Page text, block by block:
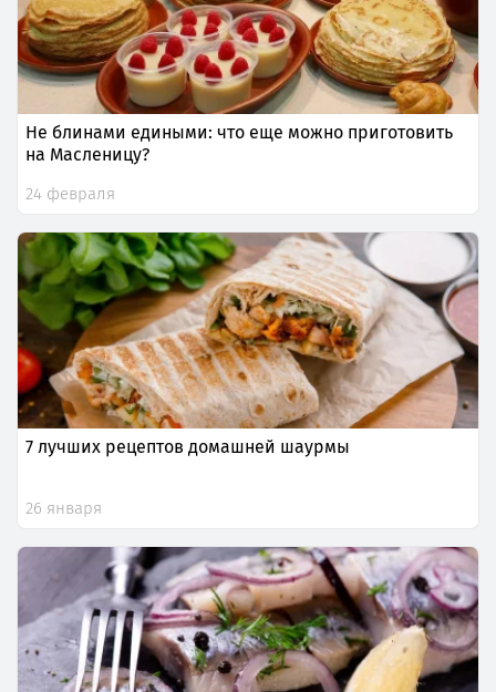
Не блинами едиными: что еще можно приготовить
на Масленицу?
24 февраля
7 лучших рецептов домашней шаурмы
26 января